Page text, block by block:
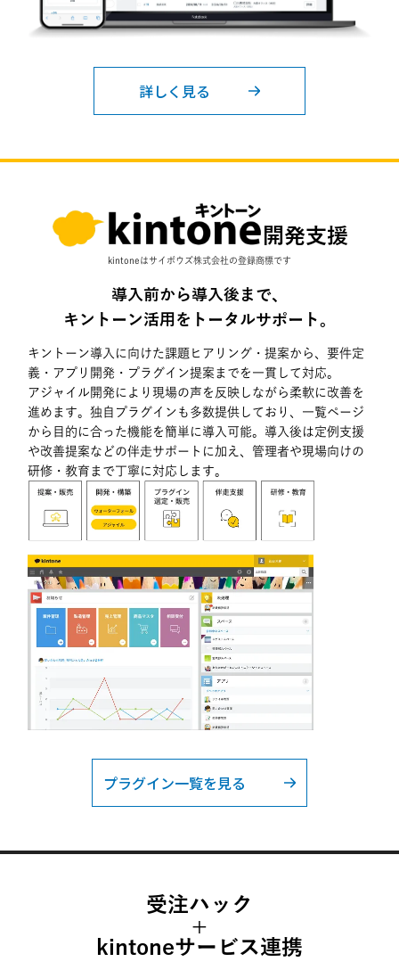
詳しく見る
開発支援
kintoneはサイボウズ株式会社の登録商標です
導入前から導入後まで、
キントーン活用をトータルサポート。
キントーン導入に向けた課題ヒアリング・提案から、要件定
義・アプリ開発・プラグイン提案までを一貫して対応。
アジャイル開発により現場の声を反映しながら柔軟に改善を
進めます。独自プラグインも多数提供しており、一覧ページ
から目的に合った機能を簡単に導入可能。導入後は定例支援
や改善提案などの伴走サポートに加え、管理者や現場向けの️
研修・教育まで丁寧に対応します。
プラグイン一覧を見る
受注ハック
+
kintoneサービス連携